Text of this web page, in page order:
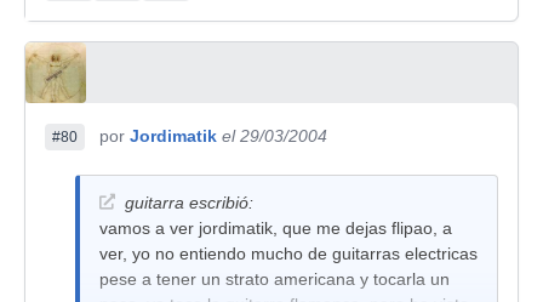
#80 por Jordimatik el 29/03/2004
guitarra escribió:
vamos a ver jordimatik, que me dejas flipao, a
ver, yo no entiendo mucho de guitarras electricas
pese a tener un strato americana y tocarla un